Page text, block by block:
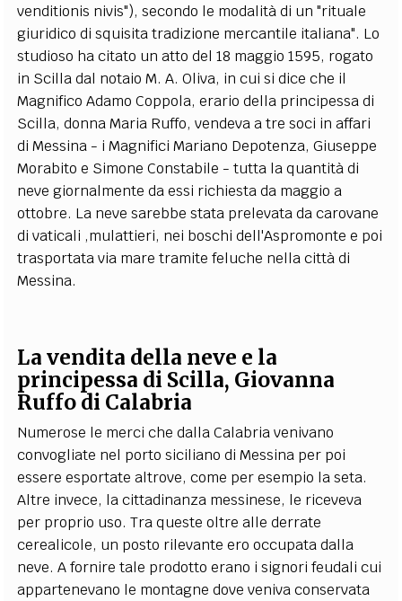
venditionis nivis"), secondo le modalità di un "rituale
giuridico di squisita tradizione mercantile italiana". Lo
studioso ha citato un atto del 18 maggio 1595, rogato
in Scilla dal notaio M. A. Oliva, in cui si dice che il
Magnifico Adamo Coppola, erario della principessa di
Scilla, donna Maria Ruffo, vendeva a tre soci in affari
di Messina - i Magnifici Mariano Depotenza, Giuseppe
Morabito e Simone Constabile - tutta la quantità di
neve giornalmente da essi richiesta da maggio a
ottobre. La neve sarebbe stata prelevata da carovane
di vaticali ,mulattieri, nei boschi dell'Aspromonte e poi
trasportata via mare tramite feluche nella città di
Messina.
La vendita della neve e la
principessa di Scilla, Giovanna
Ruffo di Calabria
Numerose le merci che dalla Calabria venivano
convogliate nel porto siciliano di Messina per poi
essere esportate altrove, come per esempio la seta.
Altre invece, la cittadinanza messinese, le riceveva
per proprio uso. Tra queste oltre alle derrate
cerealicole, un posto rilevante ero occupata dalla
neve. A fornire tale prodotto erano i signori feudali cui
appartenevano le montagne dove veniva conservata